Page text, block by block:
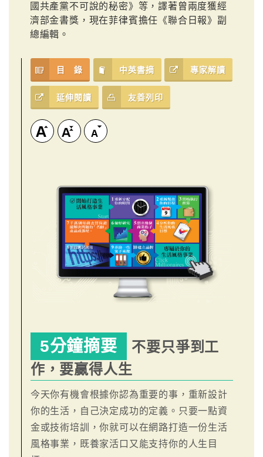
國共產黨不可說的秘密》等，譯著曾兩度獲經
濟部金書獎，現在菲律賓擔任《聯合日報》副
總編輯。
目 錄 中英書摘 專家解讀
延伸閱讀 友善列印
5分鐘摘要
不要只爭到工
作，要贏得人生
今天你有機會根據你認為重要的事，重新設計
你的生活，自己決定成功的定義。只要一點資
金或技術培訓，你就可以在網路打造一份生活
風格事業，既養家活口又能支持你的人生目